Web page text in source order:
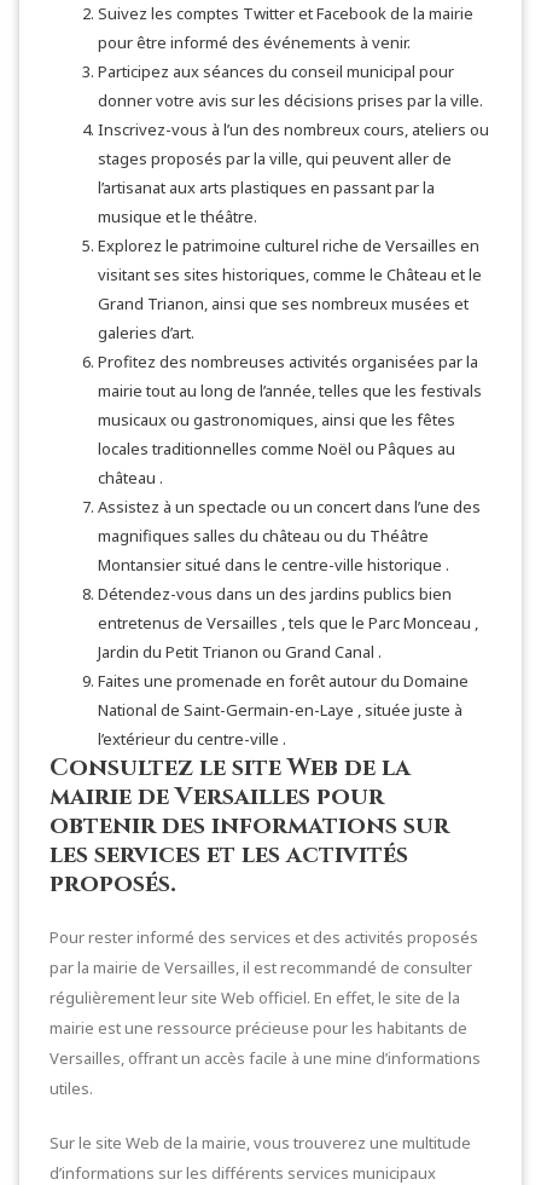
Suivez les comptes Twitter et Facebook de la mairie
pour être informé des événements à venir.
Participez aux séances du conseil municipal pour
donner votre avis sur les décisions prises par la ville.
Inscrivez-vous à l’un des nombreux cours, ateliers ou
stages proposés par la ville, qui peuvent aller de
l’artisanat aux arts plastiques en passant par la
musique et le théâtre.
Explorez le patrimoine culturel riche de Versailles en
visitant ses sites historiques, comme le Château et le
Grand Trianon, ainsi que ses nombreux musées et
galeries d’art.
Profitez des nombreuses activités organisées par la
mairie tout au long de l’année, telles que les festivals
musicaux ou gastronomiques, ainsi que les fêtes
locales traditionnelles comme Noël ou Pâques au
château .
Assistez à un spectacle ou un concert dans l’une des
magnifiques salles du château ou du Théâtre
Montansier situé dans le centre-ville historique .
Détendez-vous dans un des jardins publics bien
entretenus de Versailles , tels que le Parc Monceau ,
Jardin du Petit Trianon ou Grand Canal .
Faites une promenade en forêt autour du Domaine
National de Saint-Germain-en-Laye , située juste à
l’extérieur du centre-ville .
Consultez le site Web de la
mairie de Versailles pour
obtenir des informations sur
les services et les activités
proposés.
Pour rester informé des services et des activités proposés
par la mairie de Versailles, il est recommandé de consulter
régulièrement leur site Web officiel. En effet, le site de la
mairie est une ressource précieuse pour les habitants de
Versailles, offrant un accès facile à une mine d’informations
utiles.
Sur le site Web de la mairie, vous trouverez une multitude
d’informations sur les différents services municipaux